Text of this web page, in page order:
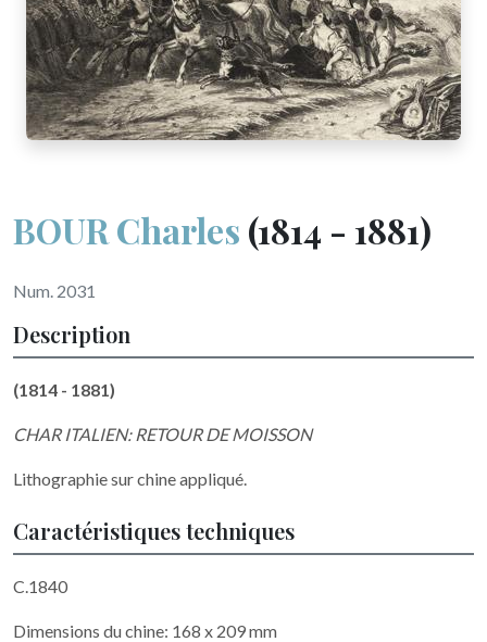
BOUR Charles (1814 - 1881)
Num. 2031
Description
(1814 - 1881)
CHAR ITALIEN: RETOUR DE MOISSON
Lithographie sur chine appliqué.
Caractéristiques techniques
C.1840
Dimensions du chine: 168 x 209 mm